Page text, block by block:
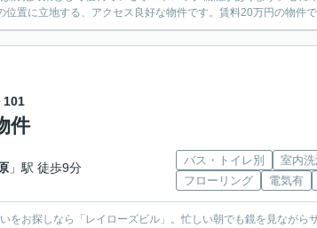
置に立地する、アクセス良好な物件です。賃料20万円の物件
101
件
」駅 徒歩9分
バス・トイレ別 室内
フローリング
電気有
をお探しなら「レイローズビル」。忙しい朝でも鏡を見ながら